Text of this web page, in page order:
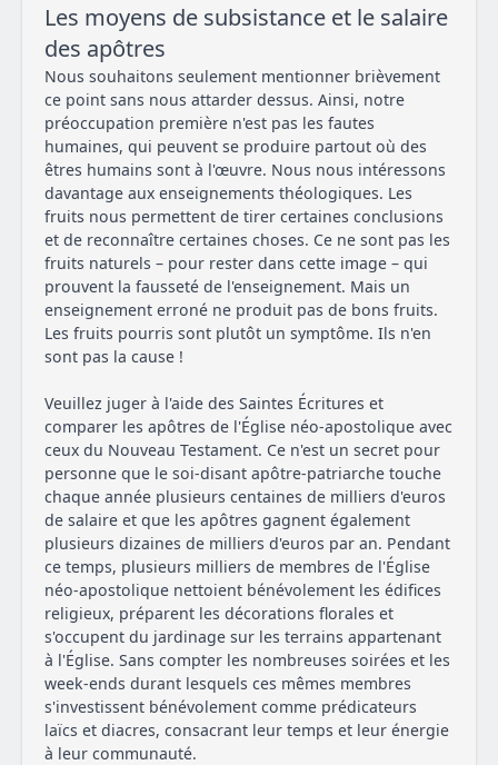
Les moyens de subsistance et le salaire
des apôtres
Nous souhaitons seulement mentionner brièvement
ce point sans nous attarder dessus. Ainsi, notre
préoccupation première n'est pas les fautes
humaines, qui peuvent se produire partout où des
êtres humains sont à l'œuvre. Nous nous intéressons
davantage aux enseignements théologiques. Les
fruits nous permettent de tirer certaines conclusions
et de reconnaître certaines choses. Ce ne sont pas les
fruits naturels – pour rester dans cette image – qui
prouvent la fausseté de l'enseignement. Mais un
enseignement erroné ne produit pas de bons fruits.
Les fruits pourris sont plutôt un symptôme. Ils n'en
sont pas la cause !
Veuillez juger à l'aide des Saintes Écritures et
comparer les apôtres de l'Église néo-apostolique avec
ceux du Nouveau Testament. Ce n'est un secret pour
personne que le soi-disant apôtre-patriarche touche
chaque année plusieurs centaines de milliers d'euros
de salaire et que les apôtres gagnent également
plusieurs dizaines de milliers d'euros par an. Pendant
ce temps, plusieurs milliers de membres de l'Église
néo-apostolique nettoient bénévolement les édifices
religieux, préparent les décorations florales et
s'occupent du jardinage sur les terrains appartenant
à l'Église. Sans compter les nombreuses soirées et les
week-ends durant lesquels ces mêmes membres
s'investissent bénévolement comme prédicateurs
laïcs et diacres, consacrant leur temps et leur énergie
à leur communauté.